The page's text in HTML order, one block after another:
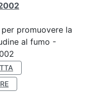
promuovere la
al fumo -